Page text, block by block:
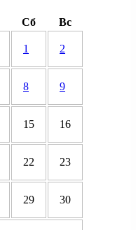
Сб Вс
1 2
8 9
15 16
22 23
29 30